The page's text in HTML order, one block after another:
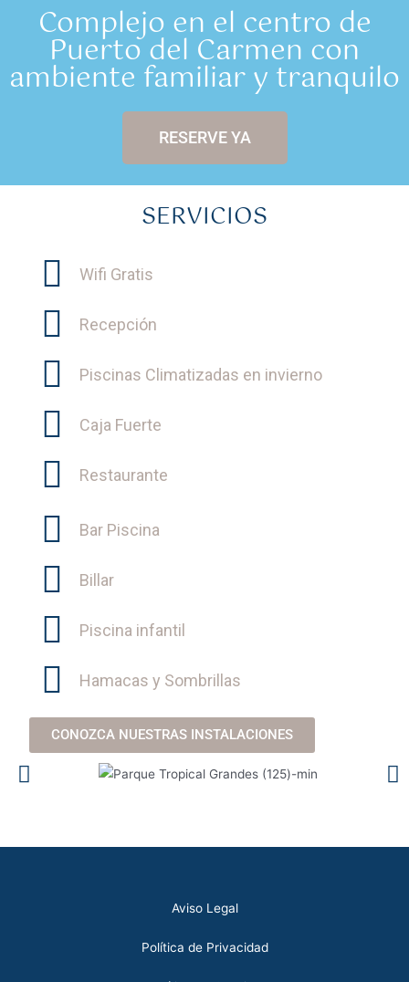
Complejo en el centro de
Puerto del Carmen con
ambiente familiar y tranquilo
RESERVE YA
SERVICIOS
Wifi Gratis
Recepción
Piscinas Climatizadas en invierno
Caja Fuerte
Restaurante
Bar Piscina
Billar
Piscina infantil
Hamacas y Sombrillas
CONOZCA NUESTRAS INSTALACIONES
Aviso Legal
Política de Privacidad